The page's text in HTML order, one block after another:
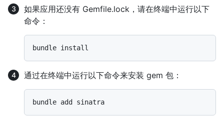
如果应用还没有 Gemfile.lock，请在终端中运行以下
命令：
通过在终端中运行以下命令来安装 gem 包：